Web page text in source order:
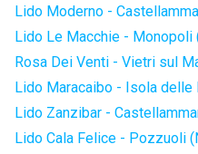
Lido Moderno -
Lido Le Macchie - Monopoli
Rosa Dei Venti - Vietri sul
Lido Maracaibo - Isola delle
Lido Zanzibar -
Lido Cala Felice - Pozzuoli